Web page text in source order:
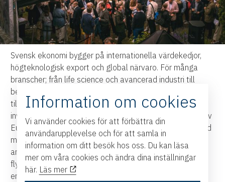
Svensk ekonomi bygger på internationella värdekedjor,
högteknologisk export och global närvaro. För många
branscher; från life science och avancerad industri till
besöksnäring och tjänstesektorn är snabba och
tillförlitliga flygförbindelser en förutsättning för
investeringar och etableringar. Samtidigt är Sverige ett av
Europas mest glest befolkade länder med långa avstånd
mellan tillväxtregioner. För regional utveckling,
arbetsmarknadsintegration och statlig närvaro spelar
flyget en strukturell roll som få andra transportslag kan
ersätta. I en tid präglad av ökad geopolitisk osäkerhet
Information om cookies
Vi använder cookies för att förbättra din
användarupplevelse och för att samla in
information om ditt besök hos oss. Du kan läsa
mer om våra cookies och ändra dina inställningar
här. Läs mer